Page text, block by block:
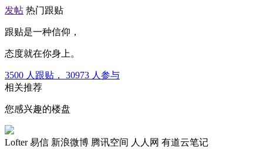
发帖 热门跟贴
跟贴是一种信仰，
态度就在你身上。
3500 人跟贴， 30973 人参与
相关推荐
您感兴趣的楼盘
Lofter 易信 新浪微博 腾讯空间 人人网 有道云笔记